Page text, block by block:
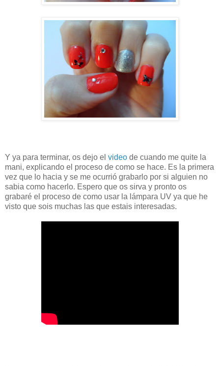
Y ya para terminar, os dejo el video de cuando me quite la
mani, explicando el proceso de como se hace. Es la primera
vez que lo hacia y se me ocurrió grabarlo por si alguien no
sabia como hacerlo. Espero que os sirva y pronto os
grabaré el proceso de como usar la lámpara UV ya que he
visto que sois muchas las que estais interesadas.